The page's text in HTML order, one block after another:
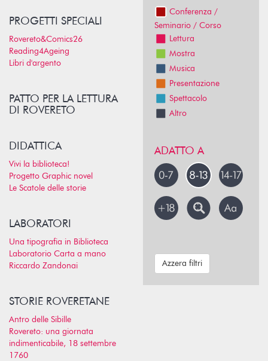
PROGETTI SPECIALI
Rovereto&Comics26
Reading4Ageing
Libri d'argento
PATTO PER LA LETTURA
DI ROVERETO
DIDATTICA
Vivi la biblioteca!
Progetto Graphic novel
Le Scatole delle storie
LABORATORI
Una tipografia in Biblioteca
Laboratorio Carta a mano
Riccardo Zandonai
STORIE ROVERETANE
Antro delle Sibille
Rovereto: una giornata
indimenticabile, 18 settembre
1760
Conferenza /
Seminario / Corso
Lettura
Mostra
Musica
Presentazione
Spettacolo
Altro
ADATTO A
Azzera filtri